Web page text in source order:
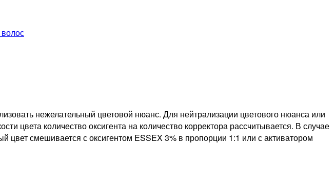
нежелательный цветовой нюанс. Для нейтрализации цветового нюанса или
цвета количество оксигента на количество корректора рассчитывается. В случае
цвет смешивается с оксигентом ESSEX 3% в пропорции 1:1 или с активатором